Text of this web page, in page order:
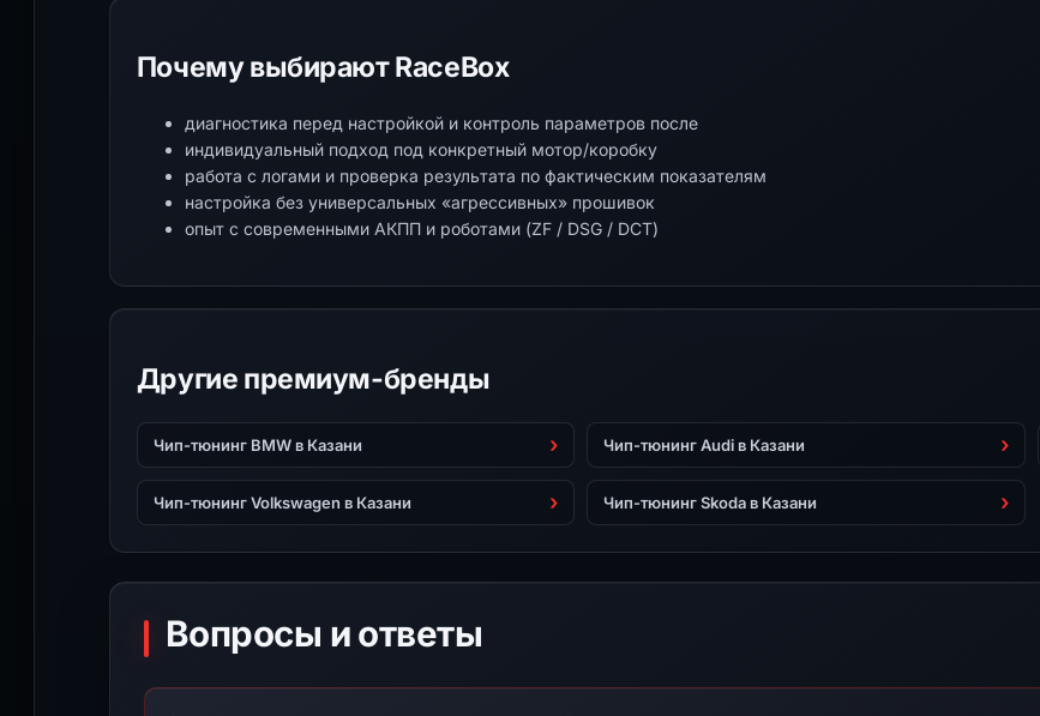
Почему выбирают RaceBox
диагностика перед настройкой и контроль параметров после
индивидуальный подход под конкретный мотор/коробку
работа с логами и проверка результата по фактическим показателям
настройка без универсальных «агрессивных» прошивок
опыт с современными АКПП и роботами (ZF / DSG / DCT)
Другие премиум-бренды
Чип-тюнинг BMW в Казани Чип-тюнинг Audi в Казани
Чип-тюнинг Volkswagen в Казани Чип-тюнинг Skoda в Казани
Вопросы и ответы